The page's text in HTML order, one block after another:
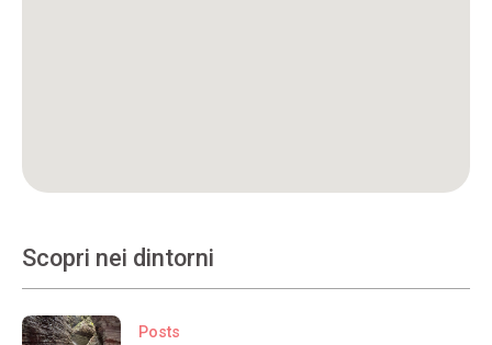
Scopri nei dintorni
Posts